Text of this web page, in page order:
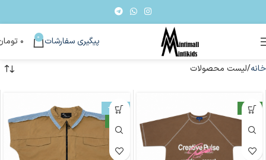
پیگیری سفارشات 0 ۰
خانه لیست محصولات
جدید
-33%